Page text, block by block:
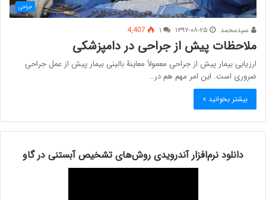
جراحی
سیدمحمد ۱۳۹۷-۰۸-۲۵ ۱ 4,407
ملاحظات پیش از جراحی در دامپزشکی
ارزیابی بیمار پیش از جراحی معمولاً معاینۀ بالینی بیمار پیش از عمل جراحی
ضروری است. این امر مهم هم در…
بیشتر بخوانید »
دانلود نرم‌افزار آندرویدی روش‌های تشخیص آبستنی در گاو